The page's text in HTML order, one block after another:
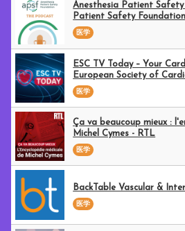
Anesthesia Patient
Patient Safety Foundation
医学
ESC TV Today – Your
European Society of
医学
Ça va beaucoup mieux :
Michel Cymes - RTL
医学
BackTable Vascular &
医学